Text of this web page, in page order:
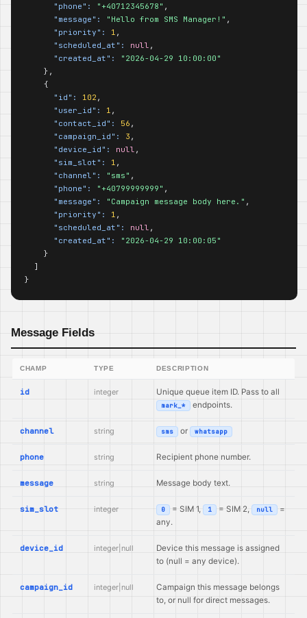
"phone":
"+40712345678" ,
"message":
"Hello from SMS Manager!" ,
"priority":
1 ,
"scheduled_at":
null ,
"created_at":
"2026-04-29 10:00:00"
    },
    {
"id":
102 ,
"user_id":
1 ,
"contact_id":
56 ,
"campaign_id":
3 ,
"device_id":
null ,
"sim_slot":
1 ,
"channel":
"sms" ,
"phone":
"+40799999999" ,
"message":
"Campaign message body here." ,
"priority":
1 ,
"scheduled_at":
null ,
"created_at":
"2026-04-29 10:00:05"
    }
  ]
}
Message Fields
CHAMP TYPE DESCRIPTION
id integer Unique queue item ID. Pass to all
mark_* endpoints.
channel string sms or whatsapp
phone string Recipient phone number.
message string Message body text.
sim_slot integer 0 = SIM 1, 1 = SIM 2, null
=
any.
device_id integer|null
Device this message is assigned
to (null = any device).
campaign_id integer|null
Campaign this message belongs
to, or null for direct messages.